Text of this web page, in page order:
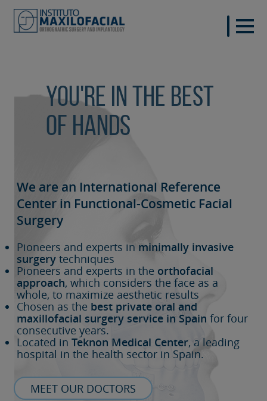
You're in the best
of hands
We are an International Reference
Center in Functional-Cosmetic Facial
Surgery
Pioneers and experts in minimally invasive
surgery techniques
Pioneers and experts in the orthofacial
approach, which considers the face as a
whole, to maximize aesthetic results
Chosen as the best private oral and
maxillofacial surgery service in Spain for four
consecutive years.
Located in Teknon Medical Center, a leading
hospital in the health sector in Spain.
MEET OUR DOCTORS